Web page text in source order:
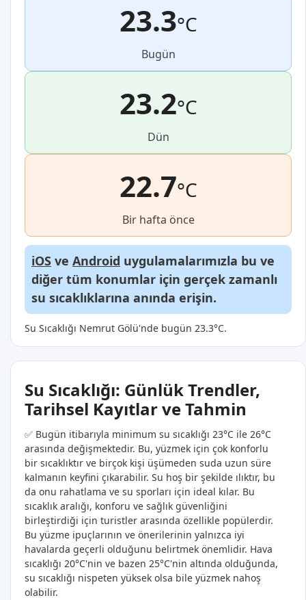
23.3°C
Bugün
23.2°C
Dün
22.7°C
Bir hafta önce
iOS ve Android uygulamalarımızla bu ve
diğer tüm konumlar için gerçek zamanlı
su sıcaklıklarına anında erişin.
Su Sıcaklığı Nemrut Gölü'nde bugün 23.3°C.
Su Sıcaklığı: Günlük Trendler,
Tarihsel Kayıtlar ve Tahmin
✅ Bugün itibarıyla minimum su sıcaklığı 23°C ile 26°C
arasında değişmektedir. Bu, yüzmek için çok konforlu
bir sıcaklıktır ve birçok kişi üşümeden suda uzun süre
kalmanın keyfini çıkarabilir. Su hoş bir şekilde ılıktır, bu
da onu rahatlama ve su sporları için ideal kılar. Bu
sıcaklık aralığı, konforu ve sağlık güvenliğini
birleştirdiği için turistler arasında özellikle popülerdir.
Bu yüzme ipuçlarının ve önerilerinin yalnızca iyi
havalarda geçerli olduğunu belirtmek önemlidir. Hava
sıcaklığı 20°C'nin ve bazen 25°C'nin altında olduğunda,
su sıcaklığı nispeten yüksek olsa bile yüzmek nahoş
olabilir.